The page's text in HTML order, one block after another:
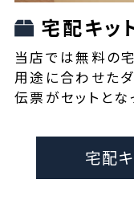
宅配キッ
当店では無料の
用途に合わせた
伝票がセットとな
宅配